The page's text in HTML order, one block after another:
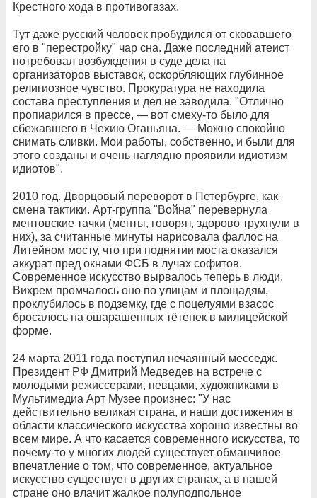
Крестного хода в противогазах.
Тут даже русский человек пробудился от сковавшего
его в "перестройку" чар сна. Даже последний атеист
потребовал возбуждения в суде дела на
организаторов выставок, оскорбляющих глубинное
религиозное чувство. Прокуратура не находила
состава преступления и дел не заводила. "Отлично
пропиарился в прессе, — вот смеху-то было для
сбежавшего в Чехию Оганьяна. — Можно спокойно
снимать сливки. Мои работы, собственно, и были для
этого созданы и очень наглядно проявили идиотизм
идиотов".
2010 год. Дворцовый переворот в Петербурге, как
смена тактики. Арт-группа "Война" перевернула
ментовские тачки (менты, говорят, здорово трухнули в
них), за считанные минуты нарисовала фаллос на
Литейном мосту, что при поднятии моста оказался
аккурат пред окнами ФСБ в лучах софитов.
Современное искусство вырвалось теперь в люди.
Вихрем промчалось оно по улицам и площадям,
проклубилось в подземку, где с поцелуями взасос
бросалось на ошарашенных тётенек в милицейской
форме.
24 марта 2011 года поступил нечаянный месседж.
Президент РФ Дмитрий Медведев на встрече с
молодыми режиссерами, певцами, художниками в
Мультимедиа Арт Музее произнес: "У нас
действительно великая страна, и наши достижения в
области классического искусства хорошо известны во
всем мире. А что касается современного искусства, то
почему-то у многих людей существует обманчивое
впечатление о том, что современное, актуальное
искусство существует в других странах, а в нашей
стране оно влачит жалкое полуподпольное